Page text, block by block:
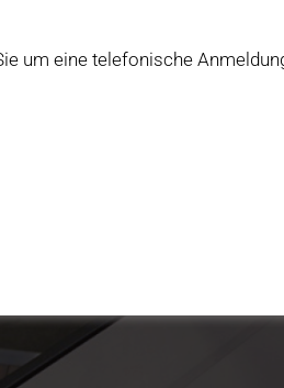
um eine telefonische